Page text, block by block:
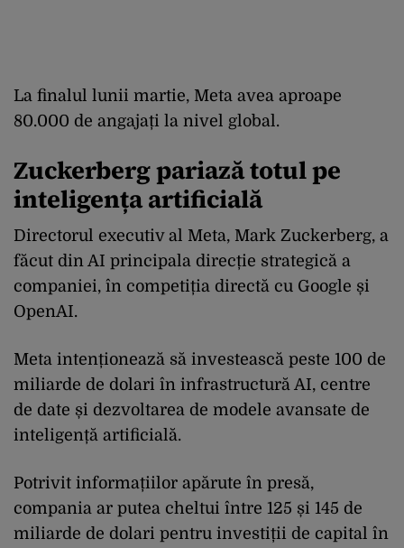
La finalul lunii martie, Meta avea aproape
80.000 de angajați la nivel global.
Zuckerberg pariază totul pe
inteligența artificială
Directorul executiv al Meta, Mark Zuckerberg, a
făcut din AI principala direcție strategică a
companiei, în competiția directă cu Google și
OpenAI.
Meta intenționează să investească peste 100 de
miliarde de dolari în infrastructură AI, centre
de date și dezvoltarea de modele avansate de
inteligență artificială.
Potrivit informațiilor apărute în presă,
compania ar putea cheltui între 125 și 145 de
miliarde de dolari pentru investiții de capital în